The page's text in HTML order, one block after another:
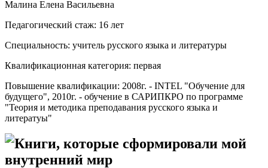
Малина Елена Васильевна
Педагогический стаж: 16 лет
Специальность: учитель русского языка и литературы
Квалификационная категория: первая
Повышение квалификации: 2008г. - INTEL "Обучение для
будущего", 2010г. - обучение в САРИПКРО по программе
"Теория и методика преподавания русского языка и
литератуы"
Книги, которые сформировали мой
внутренний мир